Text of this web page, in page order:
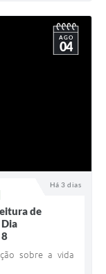
Há 3 dias
AGO
04
de
sobre a vida